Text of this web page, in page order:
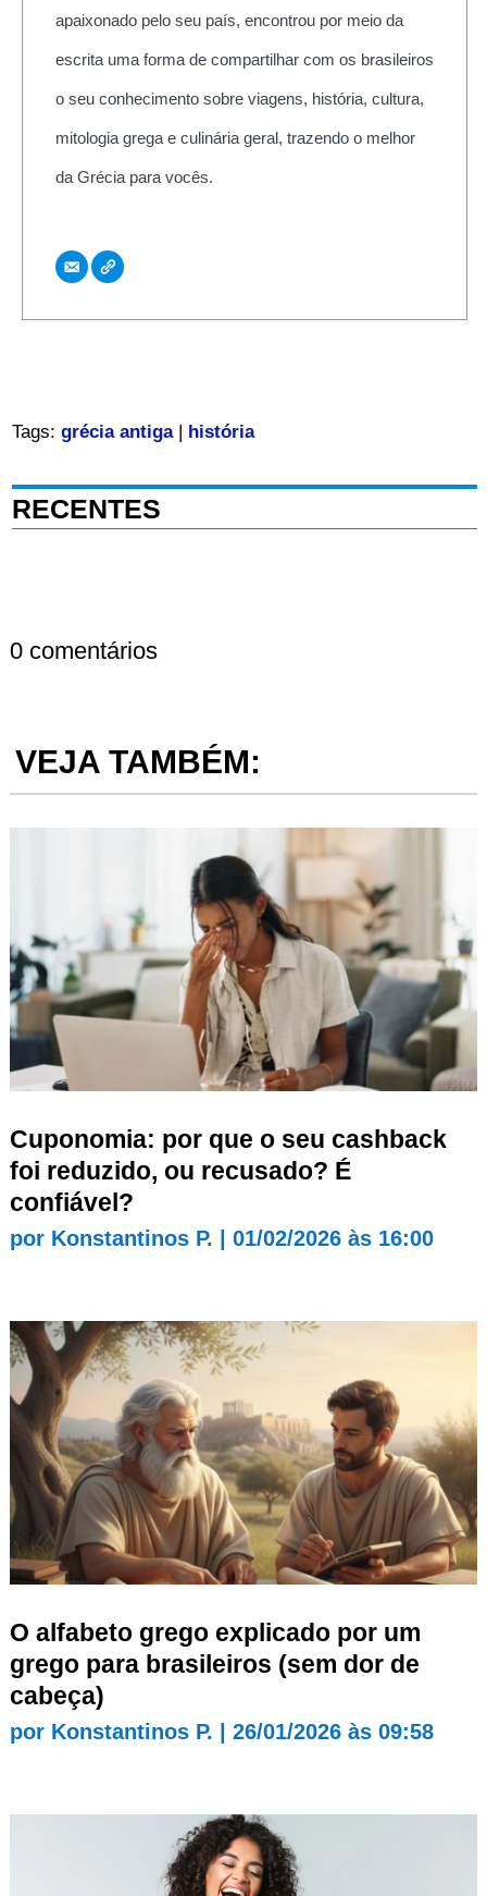
apaixonado pelo seu país, encontrou por meio da
escrita uma forma de compartilhar com os brasileiros
o seu conhecimento sobre viagens, história, cultura,
mitologia grega e culinária geral, trazendo o melhor
da Grécia para vocês.
Tags: grécia antiga| história
RECENTES
0 comentários
VEJA TAMBÉM:
Cuponomia: por que o seu cashback
foi reduzido, ou recusado? É
confiável?
por Konstantinos P. 01/02/2026 às 16:00
O alfabeto grego explicado por um
grego para brasileiros (sem dor de
cabeça)
por Konstantinos P. 26/01/2026 às 09:58